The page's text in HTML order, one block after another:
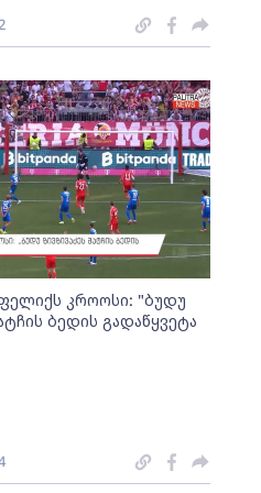
კროოსი: "ბუდუ
ბედის გადაწყვეტა